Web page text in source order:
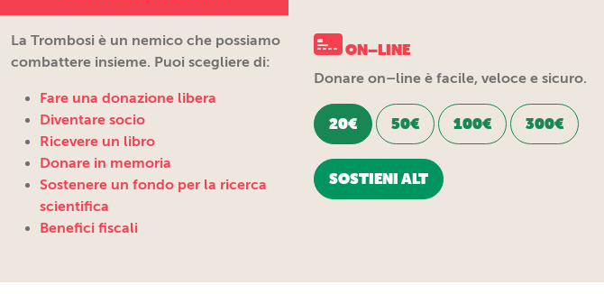
La Trombosi è un nemico che possiamo
combattere insieme. Puoi scegliere di:
Fare una donazione libera
Diventare socio
Ricevere un libro
Donare in memoria
Sostenere un fondo per la ricerca
scientifica
Benefici fiscali
ON–LINE
Donare on–line è facile, veloce e sicuro.
20€ 50€ 100€ 300€
SOSTIENI ALT